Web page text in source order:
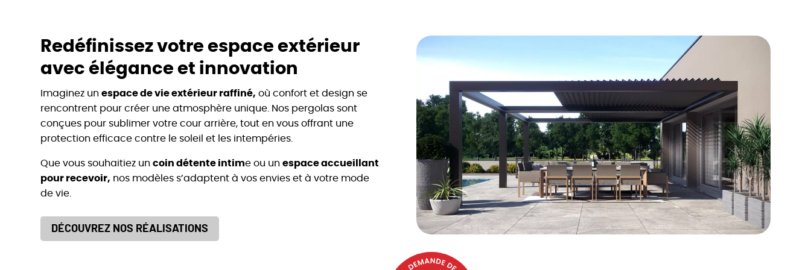
Redéfinissez votre espace extérieur
avec élégance et innovation
Imaginez unespace de vie extérieur raffiné, où confort et design se
rencontrent pour créer une atmosphère unique. Nos pergolas sont
conçues pour sublimer votre cour arrière, tout en vous offrant une
protection efficace contre le soleil et les intempéries.
Que vous souhaitiez uncoin détente intime ou unespace accueillant
pour recevoir, nos modèles s’adaptent à vos envies et à votre mode
de vie.
DÉCOUVREZ NOS RÉALISATIONS